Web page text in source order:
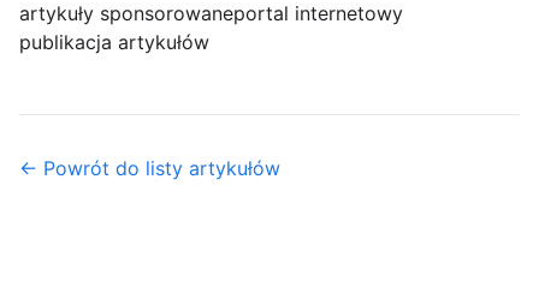
artykuły sponsorowaneportal internetowy
publikacja artykułów
← Powrót do listy artykułów